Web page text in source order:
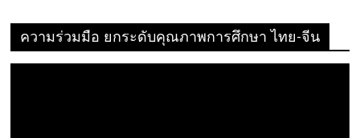
ความร่วมมือ ยกระดับคุณภาพการศึกษา ไทย-จีน